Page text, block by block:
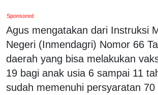
Sponsored
Agus mengatakan dari Instruksi
Negeri (Inmendagri) Nomor 66
daerah yang bisa melakukan
19 bagi anak usia 6 sampai 11
sudah memenuhi persyaratan 70